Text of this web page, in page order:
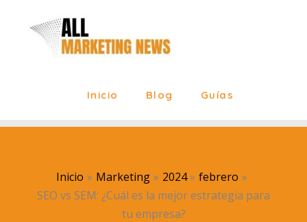
contenido
Inicio Blog Guías
Inicio Marketing 2024
febrero
SEO vs SEM: ¿Cuál es la mejor estrategia para
tu empresa?